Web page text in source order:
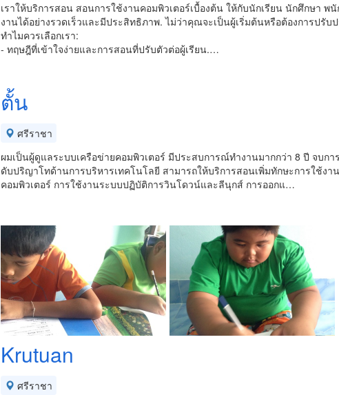
เราให้บริการสอน สอนการใช้งานคอมพิวเตอร์เบื้องต้น ให้กับนักเรียน นักศึกษา
งานได้อย่างรวดเร็วและมีประสิทธิภาพ. ไม่ว่าคุณจะเป็นผู้เริ่มต้นหรือต้องการปรั
ทำไมควรเลือกเรา:
- ทฤษฎีที่เข้าใจง่ายและการสอนที่ปรับตัวต่อผู้เรียน.…
ตั้น
ศรีราชา
ผมเป็นผู้ดูแลระบบเครือข่ายคอมพิวเตอร์ มีประสบการณ์ทำงานมากกว่า 8 ปี จบ
ดับปริญาโทด้านการบริหารเทคโนโลยี สามารถให้บริการสอนเพิ่มทักษะการใช้ง
คอมพิวเตอร์ การใช้งานระบบปฏิบัติการวินโดวน์และลีนุกส์ การออกแ…
Krutuan
ศรีราชา